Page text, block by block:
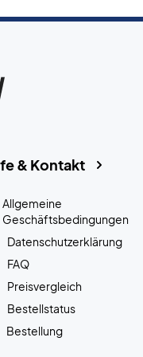
& Kontakt
Allgemeine
Geschäftsbedingungen
Datenschutzerklärung
FAQ
Preisvergleich
Bestellstatus
Bestellung